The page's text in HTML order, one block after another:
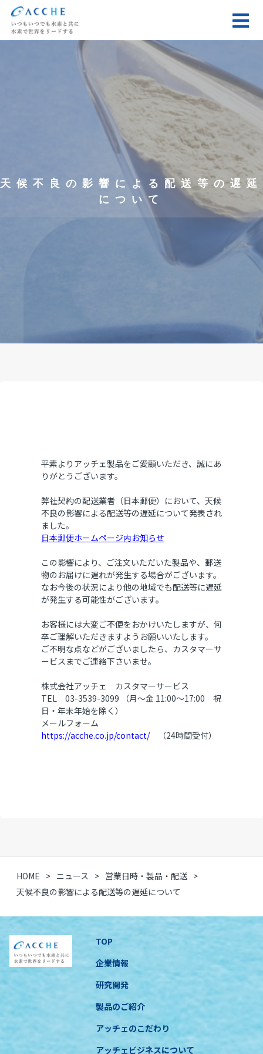
天候不良の影響による配送等の遅延
について
平素よりアッチェ製品をご愛顧いただき、誠にあ
りがとうございます。
弊社契約の配送業者（日本郵便）において、 天候
不良の影響による配送等の遅延について発表され
ました。
日本郵便ホームページ内お知らせ
この影響により、ご注文いただいた製品や、郵送
物のお届けに遅れが発生する場合がございます。
なお今後の状況により他の地域でも配送等に遅延
が発生する可能性がございます。
お客様には大変ご不便をおかけいたしますが、何
卒ご理解いただきますようお願いいたします。
ご不明な点などがございましたら、カスタマーサ
ービスまでご連絡下さいませ。
株式会社アッチェ カスタマーサービス
TEL 03-3539-3099 （月～金 11:00～17:00 祝
日・年末年始を除く）
メールフォーム
https://acche.co.jp/contact/（24時間受付）
HOME ニュース
営業日時・製品・配送
天候不良の影響による配送等の遅延について
TOP
企業情報
研究開発
製品のご紹介
アッチェのこだわり
アッチェビジネスについて